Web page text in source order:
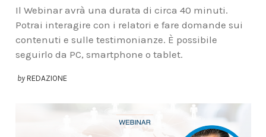
Il Webinar avrà una durata di circa 40 minuti.
Potrai interagire con i relatori e fare domande sui
contenuti e sulle testimonianze. È possibile
seguirlo da PC, smartphone o tablet.
by REDAZIONE